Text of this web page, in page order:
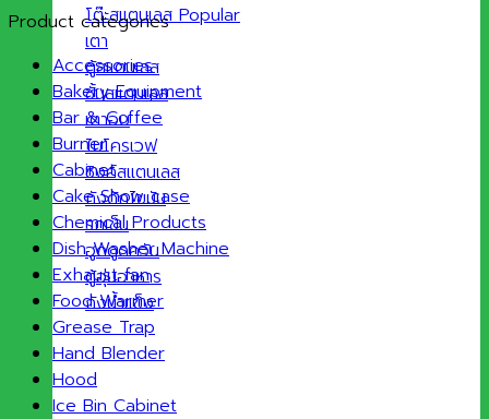
โต๊ะสแตนเลส
เตา
ตู้สแตนเลส
ชั้นสแตนเลส
เตาอบ
ไมโครเวฟ
ซิงค์สแตนเลส
ถังดักไขมัน
รถเข็น
ฮูดดูดควัน
ตู้อุ่นอาหาร
ถังน้ำแข็ง
Product categories
Accessories
Bakery Equipment
Bar & Coffee
Burner
Cabinet
Cake Show case
Chemical Products
Dish Washer Machine
Exhaust fan
Food Warmer
Grease Trap
Hand Blender
Hood
Ice Bin Cabinet